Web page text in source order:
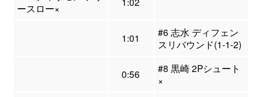
ースロー×
1:01
#6 志水 ディフェン
スリバウンド(1-1-2)
0:56
#8 黒崎 2Pシュート
×